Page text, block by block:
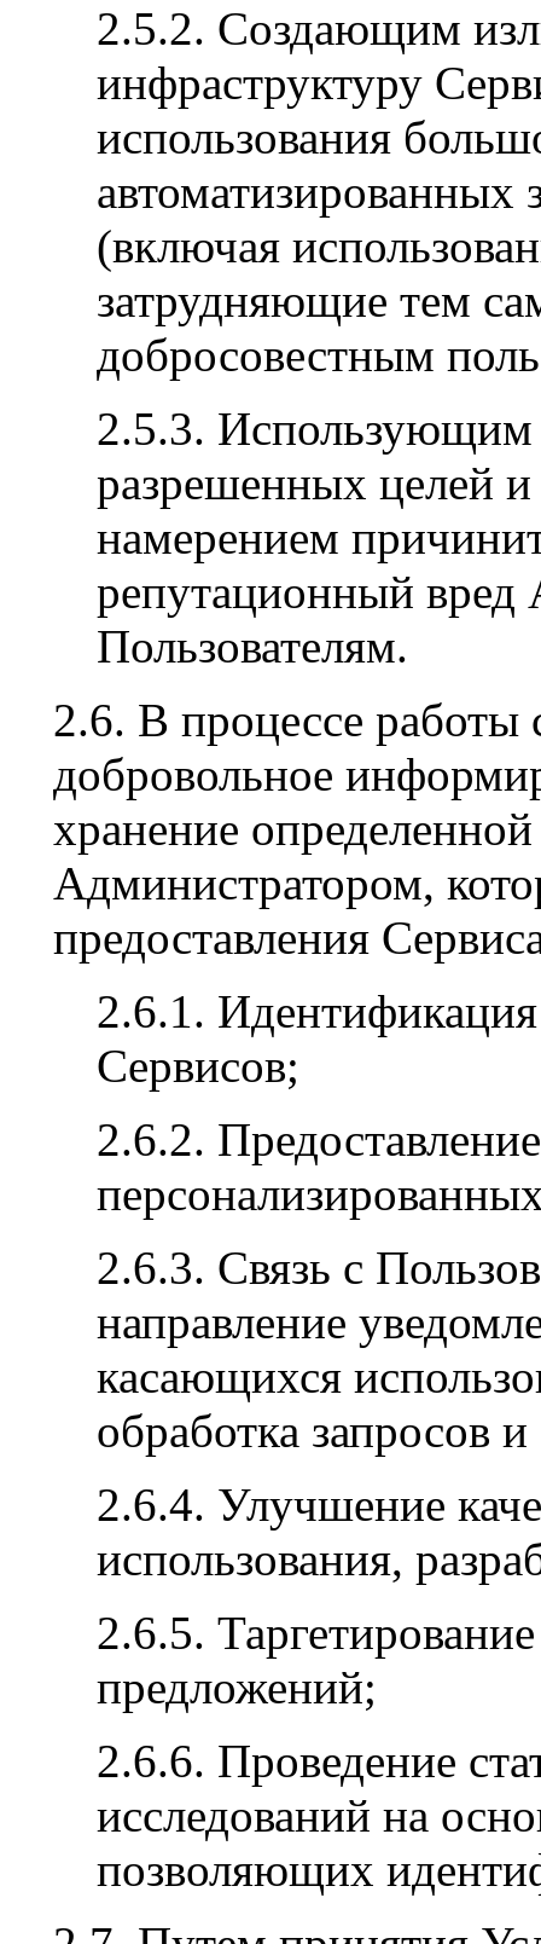
2.5.2. Создающим
инфраструктуру
использования
автоматизированных
(включая
затрудняющие тем
добросовестным
2.5.3. Использующим
разрешенных целей
намерением
репутационный
Пользователям.
2.6. В процессе работы
добровольное
хранение
Администратором,
предоставления
2.6.1.
Сервисов;
2.6.2.
2.6.3. Связь с
направление
касающихся
обработка запросов
2.6.4. Улучшение
использования,
2.6.5.
предложений;
2.6.6. Проведение
исследований на
позволяющих